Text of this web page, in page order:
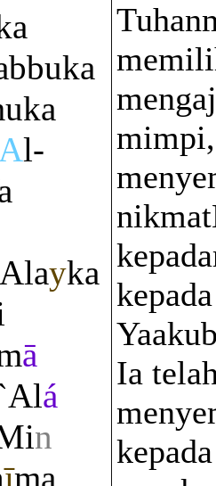
bbuka
l-
yka
ā
á
n
īma
Ia